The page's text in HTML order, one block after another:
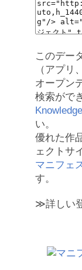
このデー
（アプリ
オープン
検索がで
い。
優れた作
ェクトサ
マニフェ
す。
≫詳しい